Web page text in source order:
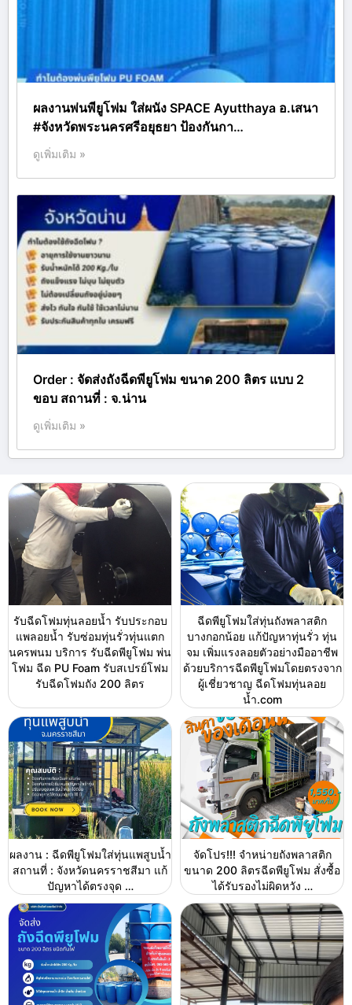
ผลงานพ่นพียูโฟม ใส่ผนัง SPACE Ayutthaya อ.เสนา
#จังหวัดพระนครศรีอยุธยา ป้องกันกา…
ดูเพิ่มเติม »
Order : จัดส่งถังฉีดพียูโฟม ขนาด 200 ลิตร แบบ 2
ขอบ สถานที่ : จ.น่าน
ดูเพิ่มเติม »
รับฉีดโฟมทุ่นลอยน้ำ รับประกอบ
แพลอยน้ำ รับซ่อมทุ่นรั่วทุ่นแตก
นครพนม บริการ รับฉีดพียูโฟม พ่น
โฟม ฉีด PU Foam รับสเปรย์โฟม
รับฉีดโฟมถัง 200 ลิตร
ฉีดพียูโฟมใส่ทุ่นถังพลาสติก
บางกอกน้อย แก้ปัญหาทุ่นรั่ว ทุ่น
จม เพิ่มแรงลอยตัวอย่างมืออาชีพ
ด้วยบริการฉีดพียูโฟมโดยตรงจาก
ผู้เชี่ยวชาญ ฉีดโฟมทุ่นลอย
น้ำ.com
ผลงาน : ฉีดพียูโฟมใส่ทุ่นแพสูบน้ำ
สถานที่ : จังหวัดนครราชสีมา แก้
ปัญหาได้ตรงจุด …
จัดโปร!!! จำหน่ายถังพลาสติก
ขนาด 200 ลิตรฉีดพียูโฟม สั่งซื้อ
ได้รับรองไม่ผิดหวัง …